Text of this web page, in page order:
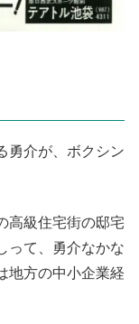
勇介が、ボクシン
高級住宅街の邸宅
って、勇介なかな
地方の中小企業経